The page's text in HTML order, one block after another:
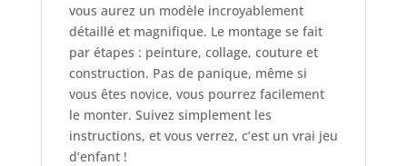
vous aurez un modèle incroyablement
détaillé et magnifique. Le montage se fait
par étapes : peinture, collage, couture et
construction. Pas de panique, même si
vous êtes novice, vous pourrez facilement
le monter. Suivez simplement les
instructions, et vous verrez, c’est un vrai jeu
d’enfant !